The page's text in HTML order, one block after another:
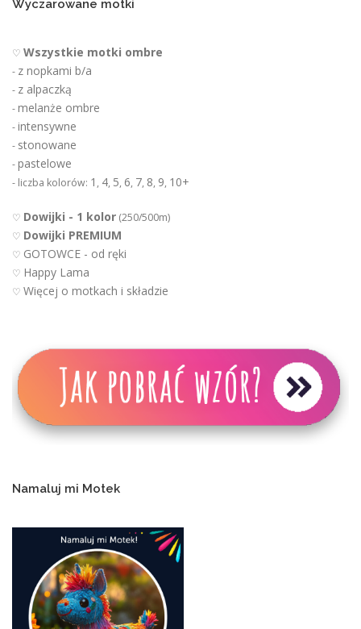
Wyczarowane motki
♡ Wszystkie motki ombre
- z nopkami b/a
- z alpaczką
-melanże ombre
-intensywne
- stonowane
-pastelowe
- liczba kolorów: 1 , 4, 5, 6, 7, 8, 9, 10+
♡ Dowijki - 1 kolor (250/500m)
♡ Dowijki PREMIUM
♡ GOTOWCE - od ręki
♡ Happy Lama
♡ Więcej o motkach i składzie
Namaluj mi Motek